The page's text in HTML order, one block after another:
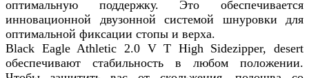
оптимальную поддержку. Это обеспечивается
инновационной двузонной системой шнуровки для
оптимальной фиксации стопы и верха.
Black Eagle Athletic 2.0 V T High Sidezipper, desert
обеспечивают стабильность в любом положении.